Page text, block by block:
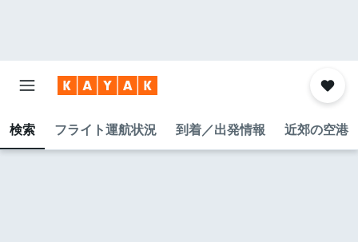
検索 フライト運航状況 到着／出発情報 近郊の空港